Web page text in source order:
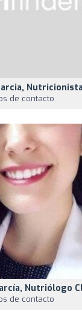
Nutricionista
de contacto
Nutriólogo
de contacto